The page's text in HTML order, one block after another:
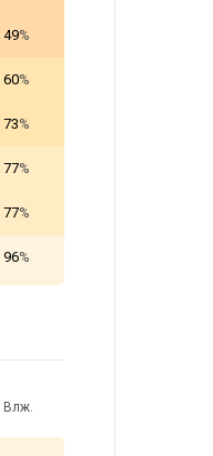
49%
60%
73%
77%
77%
96%
Влж.